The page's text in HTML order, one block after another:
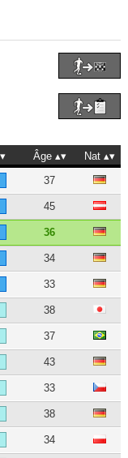
Âge
Nat
37
45
36
34
33
38
37
43
33
38
34